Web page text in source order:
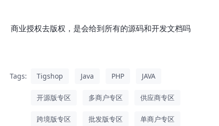
商业授权去版权，是会给到所有的源码和开发文档吗
Tags: Tigshop Java PHP JAVA
开源版专区 多商户专区 供应商专区
跨境版专区 批发版专区 单商户专区